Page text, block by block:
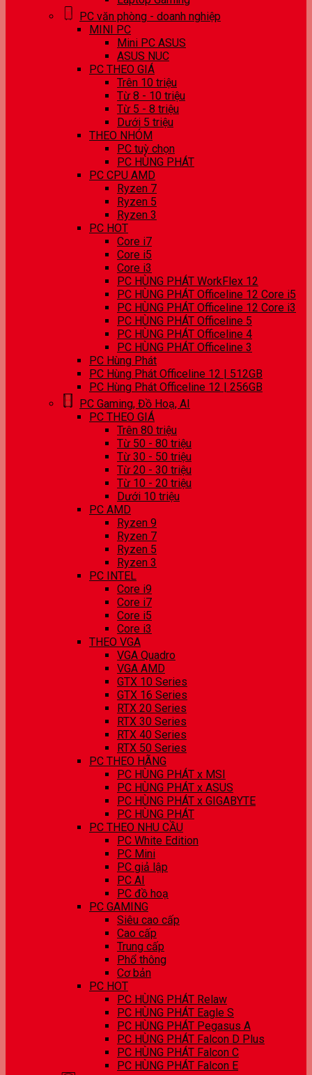
PC văn phòng - doanh nghiệp
MINI PC
Mini PC ASUS
ASUS NUC
PC THEO GIÁ
Trên 10 triệu
Từ 8 - 10 triệu
Từ 5 - 8 triệu
Dưới 5 triệu
THEO NHÓM
PC tuỳ chọn
PC HÙNG PHÁT
PC CPU AMD
Ryzen 7
Ryzen 5
Ryzen 3
PC HOT
Core i7
Core i5
Core i3
PC HÙNG PHÁT WorkFlex 12
PC HÙNG PHÁT Officeline 12 Core i5
PC HÙNG PHÁT Officeline 12 Core i3
PC HÙNG PHÁT Officeline 5
PC HÙNG PHÁT Officeline 4
PC HÙNG PHÁT Officeline 3
PC Hùng Phát
PC Hùng Phát Officeline 12 | 512GB
PC Hùng Phát Officeline 12 | 256GB
PC Gaming, Đồ Hoạ, AI
PC THEO GIÁ
Trên 80 triệu
Từ 50 - 80 triệu
Từ 30 - 50 triệu
Từ 20 - 30 triệu
Từ 10 - 20 triệu
Dưới 10 triệu
PC AMD
Ryzen 9
Ryzen 7
Ryzen 5
Ryzen 3
PC INTEL
Core i9
Core i7
Core i5
Core i3
THEO VGA
VGA Quadro
VGA AMD
GTX 10 Series
GTX 16 Series
RTX 20 Series
RTX 30 Series
RTX 40 Series
RTX 50 Series
PC THEO HÃNG
PC HÙNG PHÁT x MSI
PC HÙNG PHÁT x ASUS
PC HÙNG PHÁT x GIGABYTE
PC HÙNG PHÁT
PC THEO NHU CẦU
PC White Edition
PC Mini
PC giả lập
PC AI
PC đồ hoạ
PC GAMING
Siêu cao cấp
Cao cấp
Trung cấp
Phổ thông
Cơ bản
PC HOT
PC HÙNG PHÁT Relaw
PC HÙNG PHÁT Eagle S
PC HÙNG PHÁT Pegasus A
PC HÙNG PHÁT Falcon D Plus
PC HÙNG PHÁT Falcon C
PC HÙNG PHÁT Falcon E